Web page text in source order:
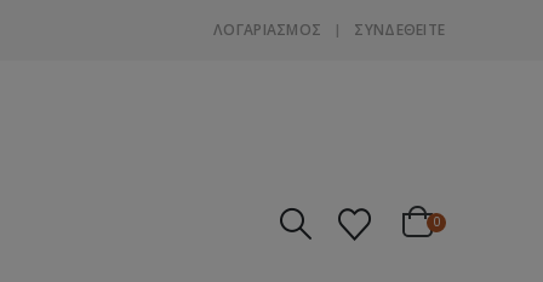
ΛΟΓΑΡΙΑΣΜΌΣ ΣΎΝΔΕΘΕΊΤΕ
0